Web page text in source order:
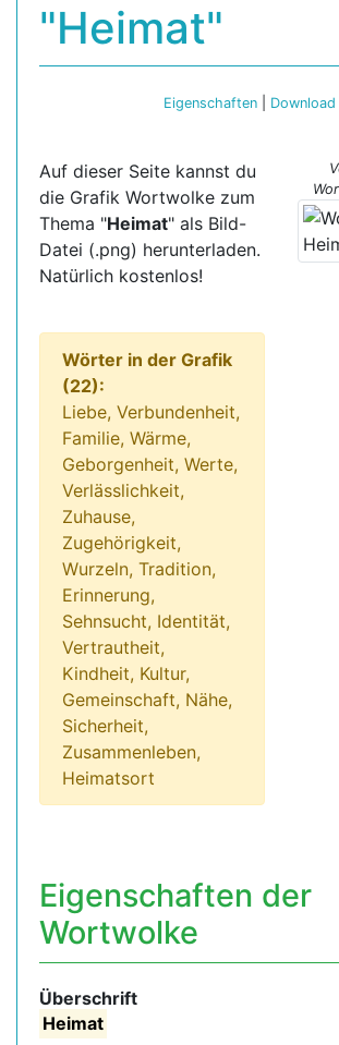
"Heimat"
Eigenschaften Download
Auf dieser Seite kannst du
die Grafik Wortwolke zum
Thema "Heimat" als Bild-
Datei (.png) herunterladen.
Natürlich kostenlos!
Wörter in der Grafik
(22):
Liebe, Verbundenheit,
Familie, Wärme,
Geborgenheit, Werte,
Verlässlichkeit,
Zuhause,
Zugehörigkeit,
Wurzeln, Tradition,
Erinnerung,
Sehnsucht, Identität,
Vertrautheit,
Kindheit, Kultur,
Gemeinschaft, Nähe,
Sicherheit,
Zusammenleben,
Heimatsort
Eigenschaften der
Wortwolke
Überschrift
Heimat